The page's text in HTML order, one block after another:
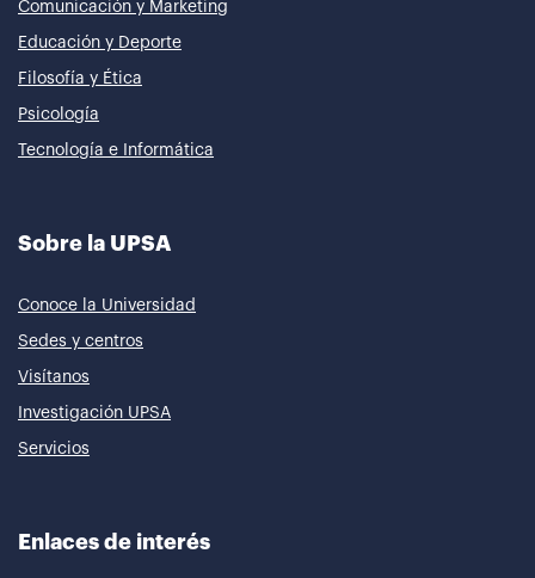
Comunicación y Marketing
Educación y Deporte
Filosofía y Ética
Psicología
Tecnología e Informática
Sobre la UPSA
Conoce la Universidad
Sedes y centros
Visítanos
Investigación UPSA
Servicios
Enlaces de interés